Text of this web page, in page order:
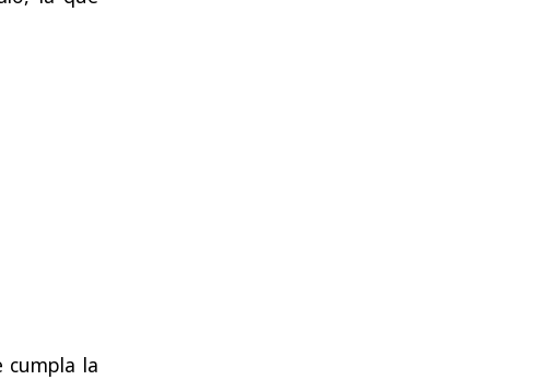
cumpla la